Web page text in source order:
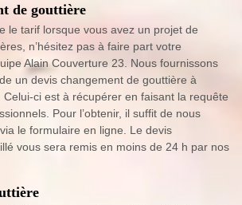
de gouttière
le tarif lorsque vous avez un projet de
n’hésitez pas à faire part votre
Alain Couverture 23. Nous fournissons
un devis changement de gouttière à
Celui-ci est à récupérer en faisant la requête
Pour l’obtenir, il suffit de nous
le formulaire en ligne. Le devis
vous sera remis en moins de 24 h par nos